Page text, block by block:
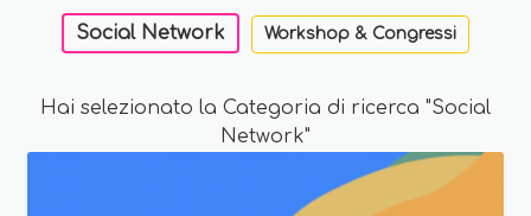
Social Network Workshop & Congressi
Hai selezionato la Categoria di ricerca "Social
Network"